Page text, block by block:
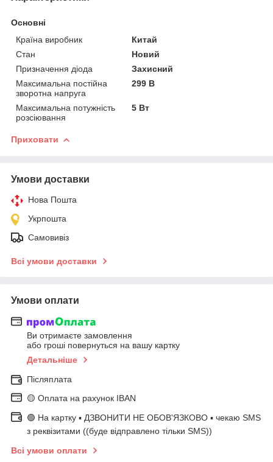
Основні
Країна виробник
Китай
Стан
Новий
Призначення діода
Захисний
Максимальна постійна
зворотна напруга
299 В
Максимальна потужність
розсіювання
5 Вт
Приховати
Умови доставки
Нова Пошта
Укрпошта
Самовивіз
Всі умови доставки
Умови оплати
Ви отримаєте замовлення
або гроші повернуться на вашу картку
Детальніше
Післяплата
🟡 Оплата на рахунок IBAN
🟢 На картку ▪️ ДЗВОНИТИ НЕ ОБОВ'ЯЗКОВО ▪️ чекаю SMS
з реквізитами ((буде відправлено тільки SMS))
Всі умови оплати